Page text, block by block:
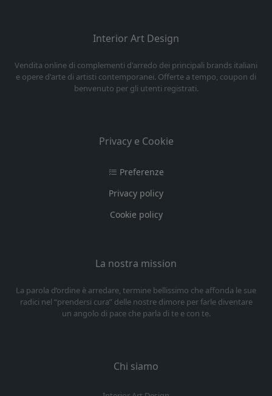
Interior Art Design
Vendita online di complementi d'arredo dei principali brands italiani
e opere d'arte di artisti contemporanei. Offerte a tempo, coupon di
benvenuto per gli utenti registrati.
Privacy e Cookie
Preferenze
Privacy policy
Cookie policy
La nostra mission
La parola d’ordine è arredare, termine bellissimo che affonda le sue
radici nel “prendersi cura” delle nostre dimore per farle diventare
un angolo di pace che parla di te e con te.
Chi siamo